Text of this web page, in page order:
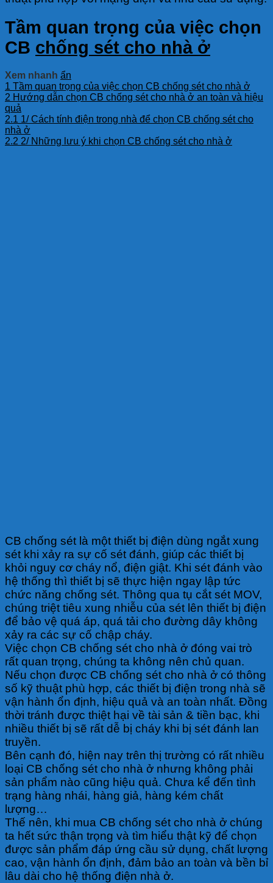
Tầm quan trọng của việc chọn
CB chống sét cho nhà ở
Xem nhanh ẩn
1 Tầm quan trọng của việc chọn CB chống sét cho nhà ở
2 Hướng dẫn chọn CB chống sét cho nhà ở an toàn và hiệu
quả
2.1 1/ Cách tính điện trong nhà để chọn CB chống sét cho
nhà ở
2.2 2/ Những lưu ý khi chọn CB chống sét cho nhà ở
CB chống sét là một thiết bị điện dùng ngắt xung
sét khi xảy ra sự cố sét đánh, giúp các thiết bị
khỏi nguy cơ cháy nổ, điện giật. Khi sét đánh vào
hệ thống thì thiết bị sẽ thực hiện ngay lập tức
chức năng chống sét. Thông qua tụ cắt sét MOV,
chúng triệt tiêu xung nhiễu của sét lên thiết bị điện
để bảo vệ quá áp, quá tải cho đường dây không
xảy ra các sự cố chập cháy.
Việc chọn CB chống sét cho nhà ở đóng vai trò
rất quan trọng, chúng ta không nên chủ quan.
Nếu chọn được CB chống sét cho nhà ở có thông
số kỹ thuật phù hợp, các thiết bị điện trong nhà sẽ
vận hành ổn định, hiệu quả và an toàn nhất. Đồng
thời tránh được thiệt hại về tài sản & tiền bạc, khi
nhiều thiết bị sẽ rất dễ bị cháy khi bị sét đánh lan
truyền.
Bên cạnh đó, hiện nay trên thị trường có rất nhiều
loại CB chống sét cho nhà ở nhưng không phải
sản phẩm nào cũng hiệu quả. Chưa kể đến tình
trạng hàng nhái, hàng giả, hàng kém chất
lượng…
Thế nên, khi mua CB chống sét cho nhà ở chúng
ta hết sức thận trọng và tìm hiểu thật kỹ để chọn
được sản phẩm đáp ứng cầu sử dụng, chất lượng
cao, vận hành ổn định, đảm bảo an toàn và bền bỉ
lâu dài cho hệ thống điện nhà ở.